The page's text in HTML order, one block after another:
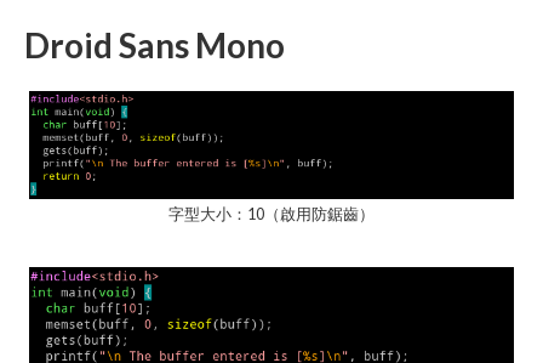
Droid Sans Mono
字型大小：10（啟用防鋸齒）